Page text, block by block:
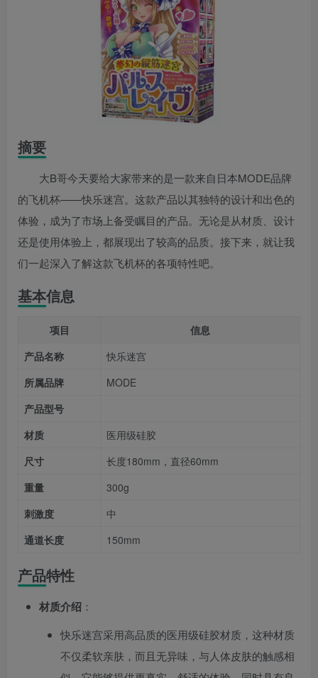
摘要
大B哥今天要给大家带来的是一款来自日本MODE品牌
的飞机杯——快乐迷宫。这款产品以其独特的设计和出色的
体验，成为了市场上备受瞩目的产品。无论是从材质、设计
还是使用体验上，都展现出了较高的品质。接下来，就让我
们一起深入了解这款飞机杯的各项特性吧。
基本信息
项目
信息
产品名称
快乐迷宫
所属品牌
MODE
产品型号
材质
医用级硅胶
尺寸
长度180mm，直径60mm
重量
300g
刺激度
中
通道长度
150mm
产品特性
材质介绍 ：
快乐迷宫采用高品质的医用级硅胶材质，这种材质
不仅柔软亲肤，而且无异味，与人体皮肤的触感相